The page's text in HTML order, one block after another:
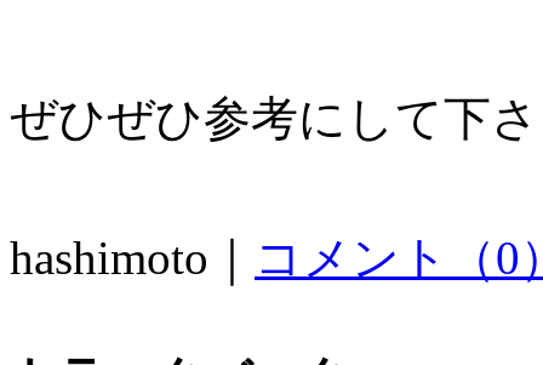
ぜひぜひ参考にして下
hashimoto｜ コメント（0